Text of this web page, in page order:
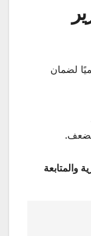
لضمان
والمتابعة